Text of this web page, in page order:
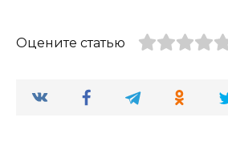
Оцените статью